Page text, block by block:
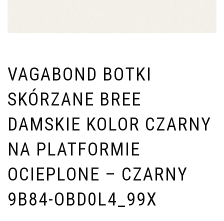
VAGABOND BOTKI
SKÓRZANE BREE
DAMSKIE KOLOR CZARNY
NA PLATFORMIE
OCIEPLONE – CZARNY
9B84-OBD0L4_99X